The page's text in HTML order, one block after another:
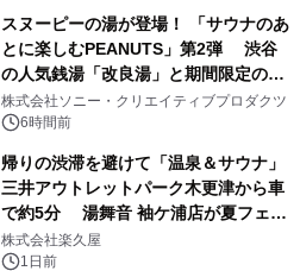
スヌーピーの湯が登場！ 「サウナのあ
とに楽しむPEANUTS」第2弾 渋谷
の人気銭湯「改良湯」と期間限定のコ
ラボレーション サウナイキタイコラ
ボグッズも発売決定！
株式会社ソニー・クリエイティブプロダクツ
6時間前
帰りの渋滞を避けて「温泉＆サウナ」
三井アウトレットパーク木更津から車
で約5分 湯舞音 袖ケ浦店が夏フェア
メニューを提供
株式会社楽久屋
1日前